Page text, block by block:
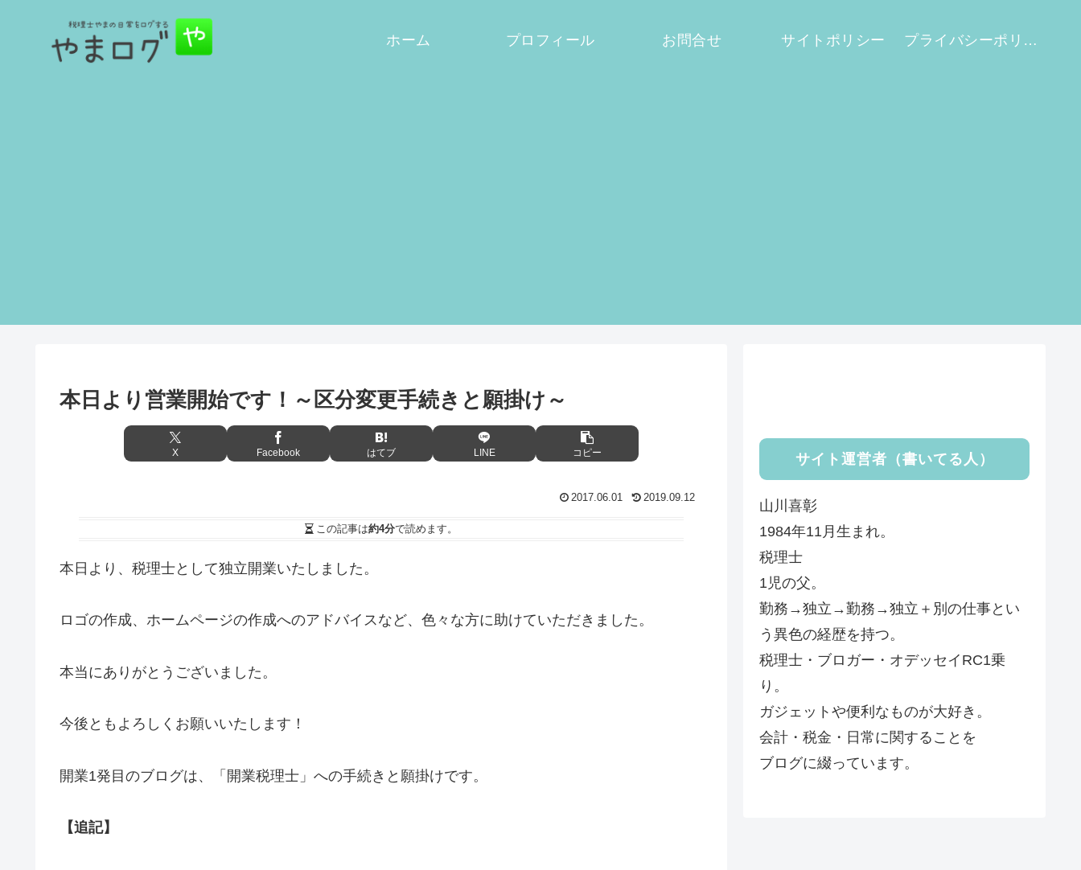
ホーム プロフィール お問合せ サイトポリシー プライバシーポリシー
本日より営業開始です！～区分変更手続きと願掛け～
X Facebook はてブ LINE コピー
2017.06.01 2019.09.12
この記事は約4分で読めます。
本日より、税理士として独立開業いたしました。
ロゴの作成、ホームページの作成へのアドバイスなど、色々な方に助けていただきました。
本当にありがとうございました。
今後ともよろしくお願いいたします！
開業1発目のブログは、「開業税理士」への手続きと願掛けです。
【追記】
サイト運営者（書いてる人）
山川喜彰
1984年11月生まれ。
税理士
1児の父。
勤務→独立→勤務→独立＋別の仕事とい
う異色の経歴を持つ。
税理士・ブロガー・オデッセイRC1乗
り。
ガジェットや便利なものが大好き。
会計・税金・日常に関することを
ブログに綴っています。